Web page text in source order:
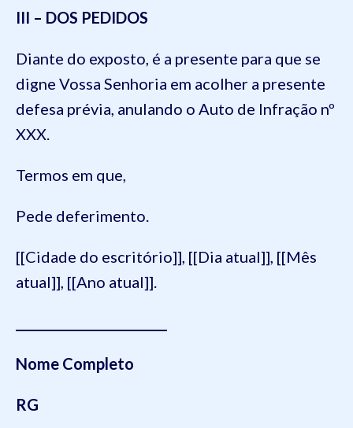
III – DOS PEDIDOS
Diante do exposto, é a presente para que se
digne Vossa Senhoria em acolher a presente
defesa prévia, anulando o Auto de Infração nº
XXX.
Termos em que,
Pede deferimento.
[[Cidade do escritório]], [[Dia atual]], [[Mês
atual]], [[Ano atual]].
Nome Completo
RG